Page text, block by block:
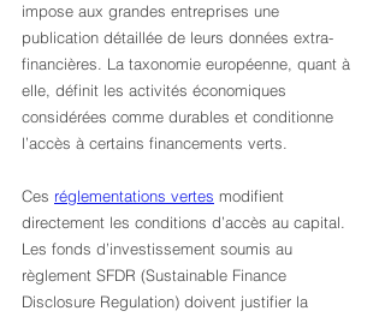
impose aux grandes entreprises une
publication détaillée de leurs données extra-
financières. La taxonomie européenne, quant à
elle, définit les activités économiques
considérées comme durables et conditionne
l’accès à certains financements verts.
Ces réglementations vertes modifient
directement les conditions d’accès au capital.
Les fonds d’investissement soumis au
règlement SFDR (Sustainable Finance
Disclosure Regulation) doivent justifier la